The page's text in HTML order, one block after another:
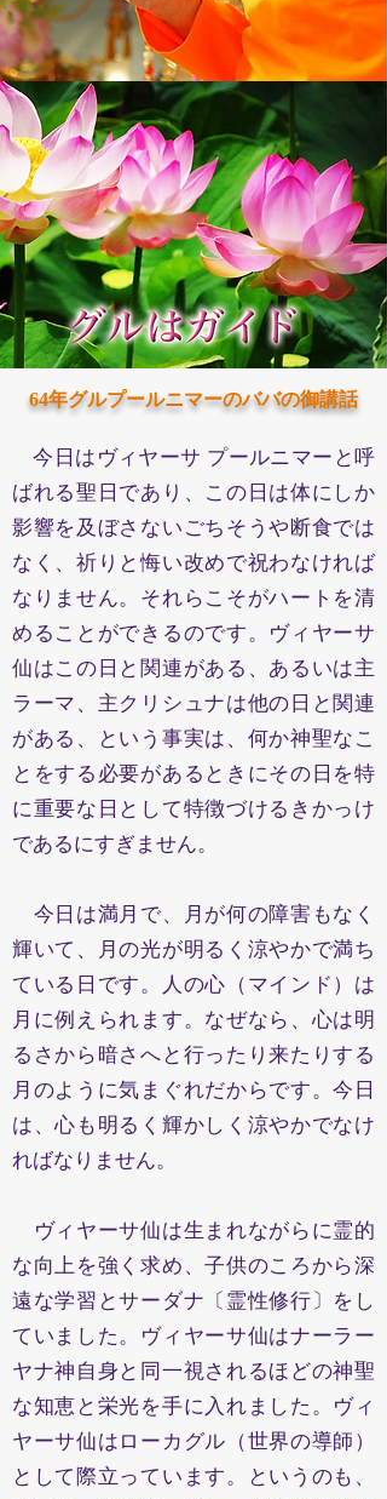
64年グルプールニマーのババの御講話
今日はヴィヤーサ プールニマーと呼
ばれる聖日であり、この日は体にしか
影響を及ぼさないごちそうや断食では
なく、祈りと悔い改めで祝わなければ
なりません。それらこそがハートを清
めることができるのです。ヴィヤーサ
仙はこの日と関連がある、あるいは主
ラーマ、主クリシュナは他の日と関連
がある、という事実は、何か神聖なこ
とをする必要があるときにその日を特
に重要な日として特徴づけるきかっけ
であるにすぎません。
今日は満月で、月が何の障害もなく
輝いて、月の光が明るく涼やかで満ち
ている日です。人の心（マインド）は
月に例えられます。なぜなら、心は明
るさから暗さへと行ったり来たりする
月のように気まぐれだからです。今日
は、心も明るく輝かしく涼やかでなけ
ればなりません。
ヴィヤーサ仙は生まれながらに霊的
な向上を強く求め、子供のころから深
遠な学習とサーダナ〔霊性修行〕をし
ていました。ヴィヤーサ仙はナーラー
ヤナ神自身と同一視されるほどの神聖
な知恵と栄光を手に入れました。ヴィ
ヤーサ仙はローカグル（世界の導師）
として際立っています。というのも、